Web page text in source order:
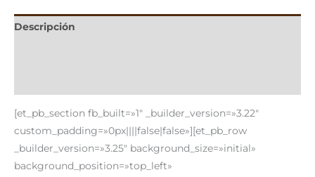
Descripción
[et_pb_section fb_built=»1″ _builder_version=»3.22″
custom_padding=»0px||||false|false»][et_pb_row
_builder_version=»3.25″ background_size=»initial»
background_position=»top_left»